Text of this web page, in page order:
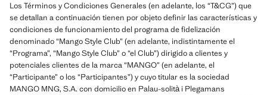
Los Términos y Condiciones Generales (en adelante, los “T&CG”) que
se detallan a continuación tienen por objeto definir las características y
condiciones de funcionamiento del programa de fidelización
denominado “Mango Style Club” (en adelante, indistintamente el
“Programa”, “Mango Style Club” o “el Club”) dirigido a clientes y
potenciales clientes de la marca “MANGO” (en adelante, el
“Participante” o los “Participantes”) y cuyo titular es la sociedad
MANGO MNG, S.A. con domicilio en Palau-solità i Plegamans